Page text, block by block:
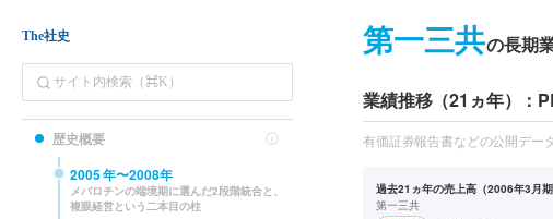
The社史
歴史概要
2005年〜2008年
メバロチンの端境期に選んだ2段階統合と、
複眼経営という二本目の柱
第一三共の長期
業績推移（21ヵ年）：
有価証券報告書などの公開デー
過去21ヵ年の売上高（2006年3月
第一三共